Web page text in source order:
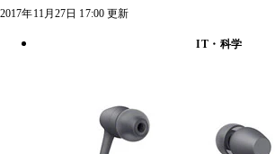
2017年11月27日 17:00 更新
IT・科学